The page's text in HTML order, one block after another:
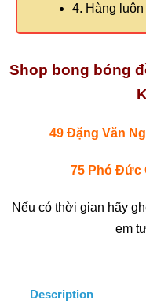
4. Hàng
Shop bong bóng
49 Đặng Văn
75 Phó Đức
Nếu có thời gian hãy
em
Description